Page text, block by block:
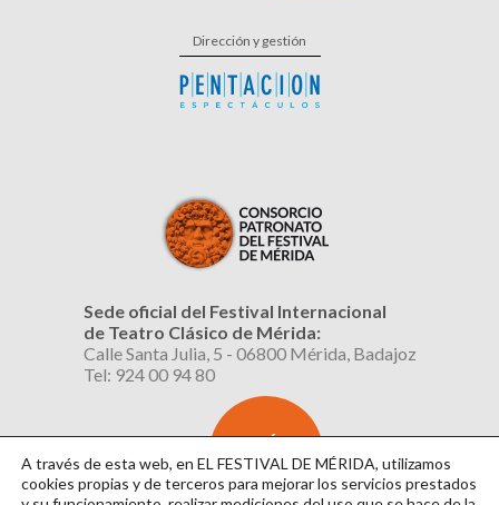
Dirección y gestión
Sede oficial del Festival Internacional
de Teatro Clásico de Mérida:
Calle Santa Julia, 5 - 06800 Mérida, Badajoz
Tel: 924 00 94 80
SUSCRÍBETE
AL BOLETÍN
A través de esta web, en EL FESTIVAL DE MÉRIDA, utilizamos
cookies propias y de terceros para mejorar los servicios prestados